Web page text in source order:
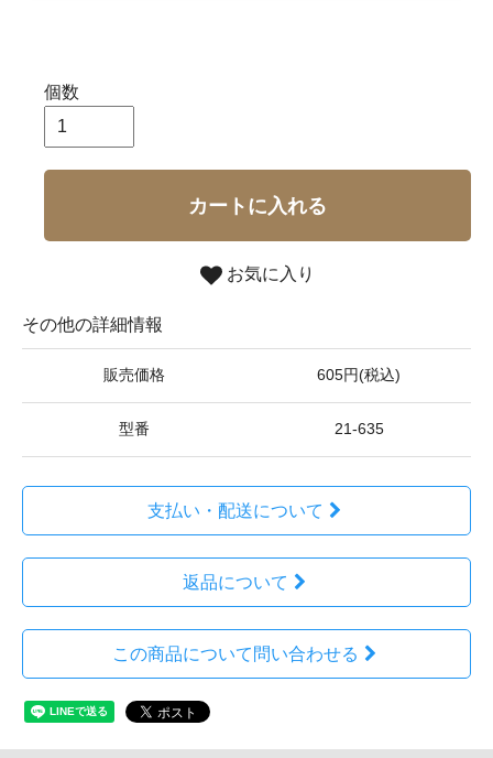
個数
カートに入れる
お気に入り
その他の詳細情報
販売価格 605円(税込)
型番 21-635
支払い・配送について
返品について
この商品について問い合わせる